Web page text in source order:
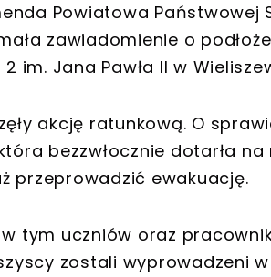
Powiatowa Państwowej
zawiadomienie o
im. Jana Pawła II w
akcję ratunkową. O
bezzwłocznie dotarła na
przeprowadzić ewakuację.
tym uczniów oraz
zostali wyprowadzeni